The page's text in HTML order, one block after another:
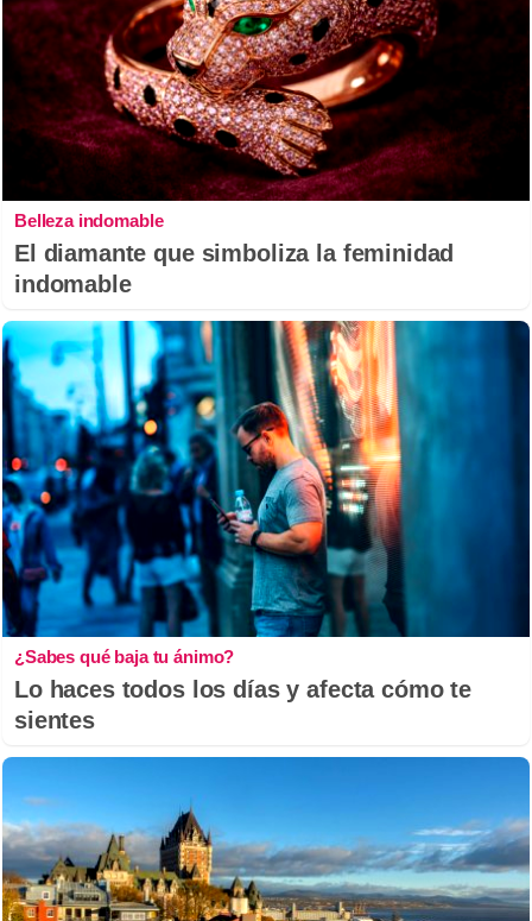
Belleza indomable
El diamante que simboliza la feminidad
indomable
¿Sabes qué baja tu ánimo?
Lo haces todos los días y afecta cómo te
sientes